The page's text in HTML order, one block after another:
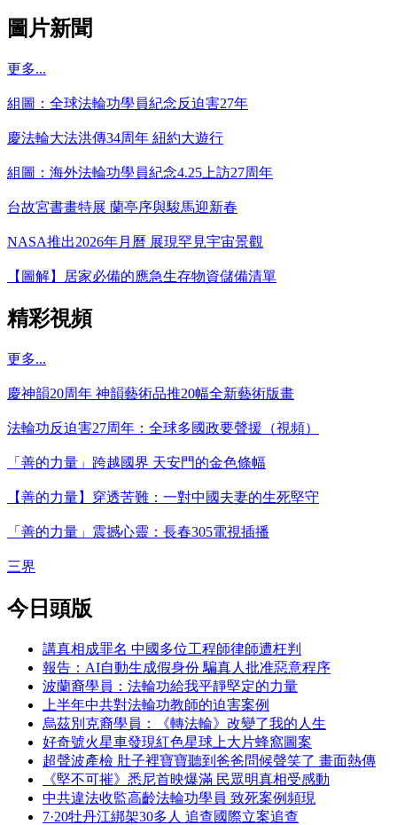
圖片新聞
更多...
組圖：全球法輪功學員紀念反迫害27年
慶法輪大法洪傳34周年 紐約大遊行
組圖：海外法輪功學員紀念4.25上訪27周年
台故宮書畫特展 蘭亭序與駿馬迎新春
NASA推出2026年月曆 展現罕見宇宙景觀
【圖解】居家必備的應急生存物資儲備清單
精彩視頻
更多...
慶神韻20周年 神韻藝術品推20幅全新藝術版畫
法輪功反迫害27周年：全球多國政要聲援（視頻）
「善的力量」跨越國界 天安門的金色條幅
【善的力量】穿透苦難：一對中國夫妻的生死堅守
「善的力量」震撼心靈：長春305電視插播
三界
今日頭版
講真相成罪名 中國多位工程師律師遭枉判
報告：AI自動生成假身份 騙真人批准惡意程序
波蘭裔學員：法輪功給我平靜堅定的力量
上半年中共對法輪功教師的迫害案例
烏茲別克裔學員：《轉法輪》改變了我的人生
好奇號火星車發現紅色星球上大片蜂窩圖案
超聲波產檢 肚子裡寶寶聽到爸爸問候聲笑了 畫面熱傳
《堅不可摧》悉尼首映爆滿 民眾明真相受感動
中共違法收監高齡法輪功學員 致死案例頻現
7·20牡丹江綁架30多人 追查國際立案追查